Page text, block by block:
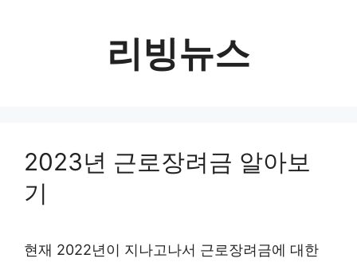
리빙뉴스
2023년 근로장려금 알아보
기
현재 2022년이 지나고나서 근로장려금에 대한